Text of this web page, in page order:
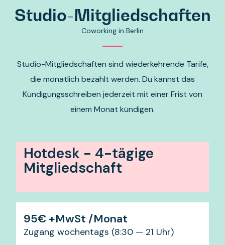
Studio-Mitgliedschaften
Coworking in Berlin
Studio-Mitgliedschaften sind wiederkehrende Tarife,
die monatlich bezahlt werden. Du kannst das
Kündigungsschreiben jederzeit mit einer Frist von
einem Monat kündigen.
Hotdesk - 4-tägige
Mitgliedschaft
95€ +MwSt /Monat
Zugang wochentags (8:30 — 21 Uhr)